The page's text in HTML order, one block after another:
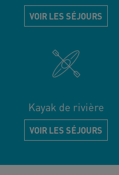
VOIR LES SÉJOURS
Kayak de rivière
VOIR LES SÉJOURS